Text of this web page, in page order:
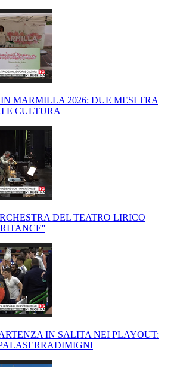
MARMILLA 2026: DUE MESI TRA
E CULTURA
DEL TEATRO LIRICO
IN SALITA NEI PLAYOUT: